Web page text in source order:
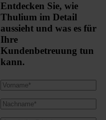
Entdecken Sie, wie
Thulium im Detail
aussieht und was es für
Ihre
Kundenbetreuung tun
kann.